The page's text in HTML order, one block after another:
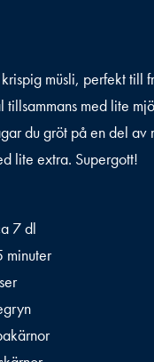
müsli, perfekt till
tillsammans med lite
du gröt på en del av
lite extra. Supergott!
7 dl
minuter